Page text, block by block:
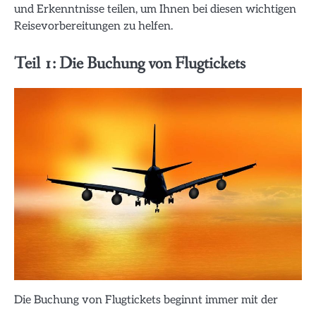
und Erkenntnisse teilen, um Ihnen bei diesen wichtigen
Reisevorbereitungen zu helfen.
Teil 1: Die Buchung von Flugtickets
Die Buchung von Flugtickets beginnt immer mit der